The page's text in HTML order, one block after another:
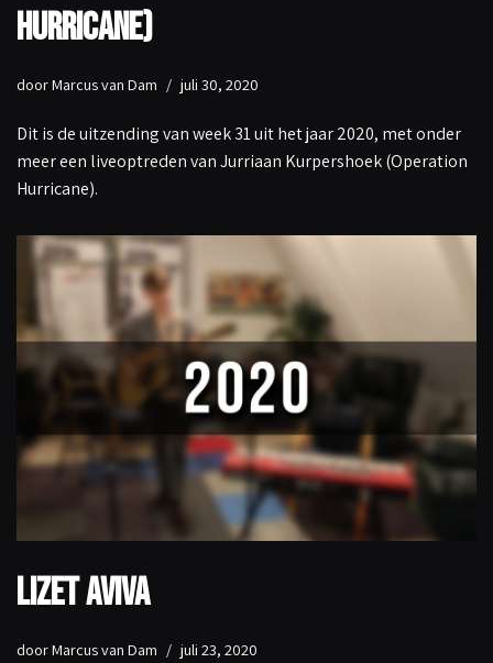
Hurricane)
doorMarcus van Dam juli 30, 2020
Dit is de uitzending van week 31 uit het jaar 2020, met onder
meer een liveoptreden van Jurriaan Kurpershoek (Operation
Hurricane).
Lizet Aviva
doorMarcus van Dam juli 23, 2020